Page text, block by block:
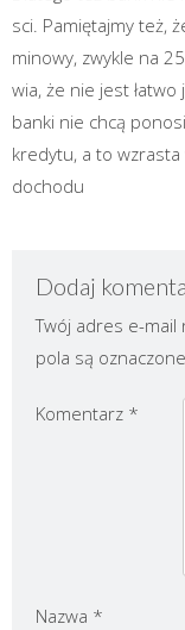
sci. Pamię­taj­my też,
mi­no­wy, zwy­kle na
wia, że nie jest łatwo
ban­ki nie chcą
kre­dy­tu, a to
dochodu
Dodaj
Twój adres e-
pola są oznaczone
Komentarz *
Nazwa *